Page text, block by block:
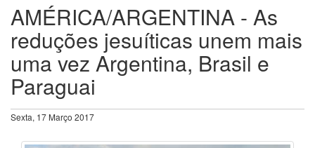
AMÉRICA/ARGENTINA - As
reduções jesuíticas unem mais
uma vez Argentina, Brasil e
Paraguai
Sexta, 17 Março 2017